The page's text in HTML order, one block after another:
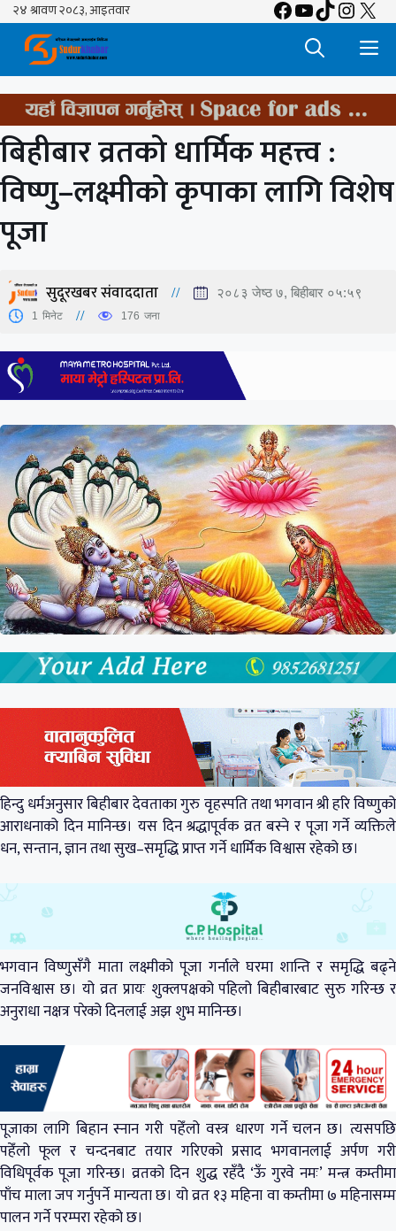
Skip
content
Facebook
YouTube
TikTok
X
बिहीबार व्रतको धार्मिक महत्त्व :
विष्णु–लक्ष्मीको कृपाका लागि विशेष
पूजा
सुदूरखबर संवाददाता २०८३ जेष्ठ ७, बिहीबार ०५:५९
1 मिनेट 176 जना
हिन्दु धर्मअनुसार बिहीबार देवताका गुरु वृहस्पति तथा भगवान श्री हरि विष्णुको
आराधनाको दिन मानिन्छ। यस दिन श्रद्धापूर्वक व्रत बस्ने र पूजा गर्ने व्यक्तिले
धन, सन्तान, ज्ञान तथा सुख–समृद्धि प्राप्त गर्ने धार्मिक विश्वास रहेको छ।
भगवान विष्णुसँगै माता लक्ष्मीको पूजा गर्नाले घरमा शान्ति र समृद्धि बढ्ने
जनविश्वास छ। यो व्रत प्रायः शुक्लपक्षको पहिलो बिहीबारबाट सुरु गरिन्छ र
अनुराधा नक्षत्र परेको दिनलाई अझ शुभ मानिन्छ।
पूजाका लागि बिहान स्नान गरी पहेँलो वस्त्र धारण गर्ने चलन छ। त्यसपछि
पहेँलो फूल र चन्दनबाट तयार गरिएको प्रसाद भगवानलाई अर्पण गरी
विधिपूर्वक पूजा गरिन्छ। व्रतको दिन शुद्ध रहँदै ‘ऊँ गुरवे नमः’ मन्त्र कम्तीमा
पाँच माला जप गर्नुपर्ने मान्यता छ। यो व्रत १३ महिना वा कम्तीमा ७ महिनासम्म
पालन गर्ने परम्परा रहेको छ।